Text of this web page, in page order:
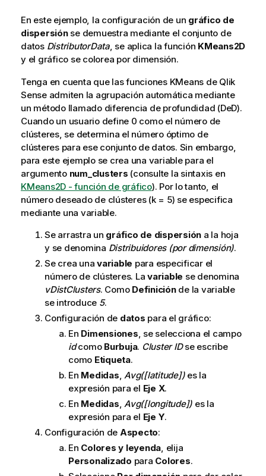
En este ejemplo, la configuración de un gráfico de
dispersiónse demuestra mediante el conjunto de
datos DistributorData, se aplica la función KMeans2D
y el gráfico se colorea por dimensión.
Tenga en cuenta que las funciones KMeans de Qlik
Senseadmiten la agrupación automática mediante
un método llamado diferencia de profundidad (DeD).
Cuando un usuario define 0 como el número de
clústeres, se determina el número óptimo de
clústeres para ese conjunto de datos. Sin embargo,
para este ejemplo se crea una variable para el
argumento num_clusters (consulte la sintaxis en
KMeans2D - función de gráfico). Por lo tanto, el
número deseado de clústeres (k = 5) se especifica
mediante una variable.
Se arrastra un gráfico de dispersión a la hoja
y se denomina Distribuidores (por dimensión).
Se crea una variable para especificar el
número de clústeres. La variable se denomina
vDistClusters. Como Definiciónde la variable
se introduce 5.
Configuración de datos para el gráfico:
En Dimensiones , se selecciona el campo
idcomo Burbuja. Cluster IDse escribe
como Etiqueta.
En Medidas Avg([latitude])es la
expresión para el Eje X.
En Medidas Avg([longitude]) es la
expresión para el Eje Y.
Configuración de Aspecto:
En Colores y leyenda , elija
Personalizado para Colores.